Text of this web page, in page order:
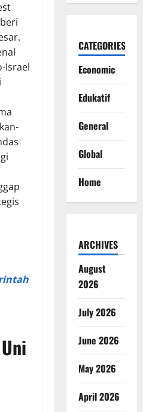
Israel
CATEGORIES
Economic
Edukatif
General
Global
Home
ARCHIVES
August
2026
July 2026
June 2026
May 2026
April 2026